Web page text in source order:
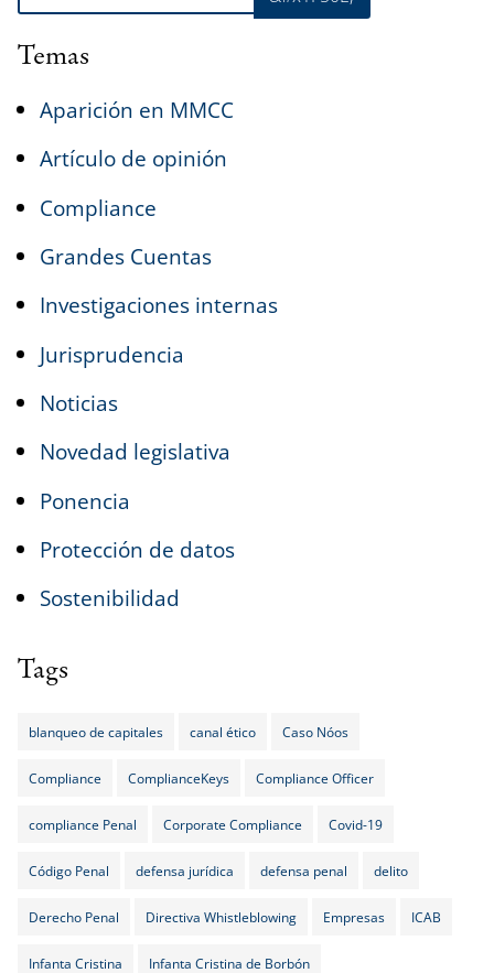
Temas
Aparición en MMCC
Artículo de opinión
Compliance
Grandes Cuentas
Investigaciones internas
Jurisprudencia
Noticias
Novedad legislativa
Ponencia
Protección de datos
Sostenibilidad
Tags
blanqueo de capitales canal ético Caso Nóos
Compliance ComplianceKeys Compliance Officer
compliance Penal Corporate Compliance Covid-19
Código Penal defensa jurídica defensa penal delito
Derecho Penal Directiva Whistleblowing Empresas ICAB
Infanta Cristina Infanta Cristina de Borbón